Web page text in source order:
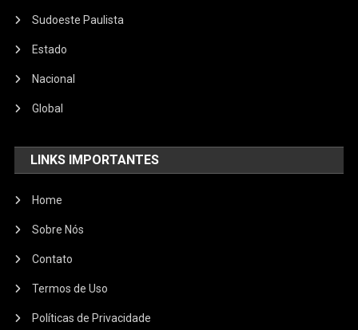
Sudoeste Paulista
Estado
Nacional
Global
LINKS IMPORTANTES
Home
Sobre Nós
Contato
Termos de Uso
Políticas de Privacidade